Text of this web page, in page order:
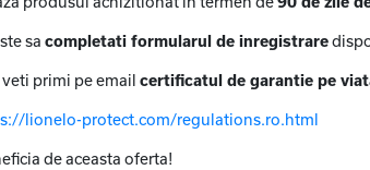
sa completati formularul de inregistrare
veti primi pe email certificatul de garantie pe
lionelo-protect.com/regulations.ro.html
de aceasta oferta!